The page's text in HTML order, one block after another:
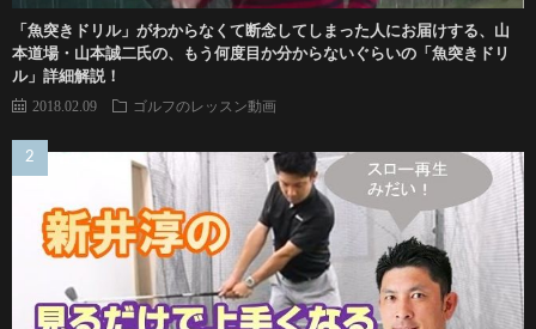
「魚突きドリル」がわからなくて断念してしまった人にお届けする、山
本道場・山本誠二氏の、もう何度目か分からないぐらいの「魚突きドリ
ル」詳細解説！
2018.02.09 ゴルフのレッスン動画